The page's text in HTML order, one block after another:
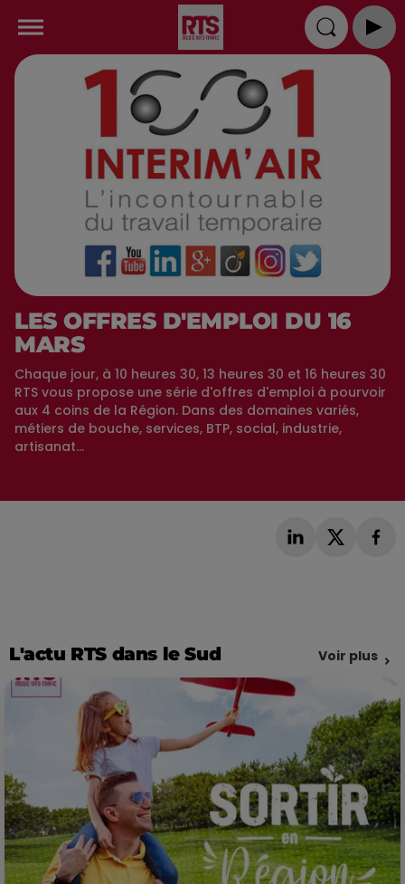
LES OFFRES D'EMPLOI DU 16
MARS
Chaque jour, à 10 heures 30, 13 heures 30 et 16 heures 30
RTS vous propose une série d'offres d'emploi à pourvoir
aux 4 coins de la Région. Dans des domaines variés,
métiers de bouche, services, BTP, social, industrie,
artisanat...
L'actu RTS dans le Sud Voir plus